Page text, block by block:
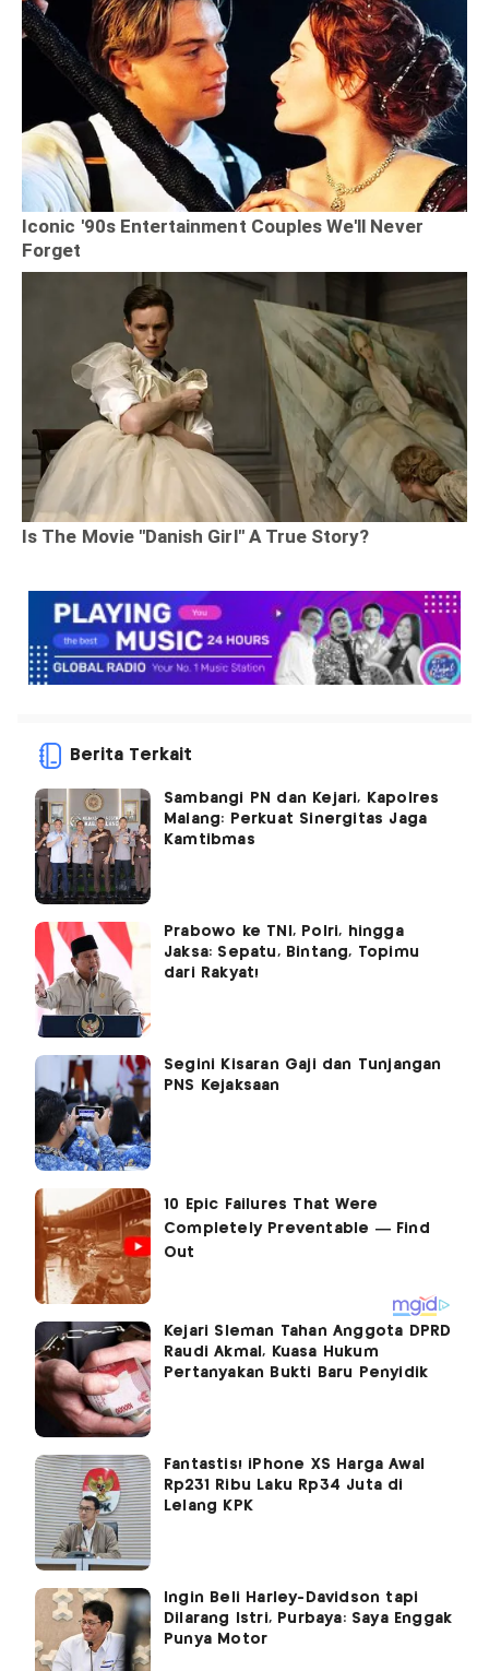
Berita Terkait
Sambangi PN dan Kejari, Kapolres
Malang: Perkuat Sinergitas Jaga
Kamtibmas
Prabowo ke TNI, Polri, hingga
Jaksa: Sepatu, Bintang, Topimu
dari Rakyat!
Segini Kisaran Gaji dan Tunjangan
PNS Kejaksaan
Kejari Sleman Tahan Anggota DPRD
Raudi Akmal, Kuasa Hukum
Pertanyakan Bukti Baru Penyidik
Fantastis! iPhone XS Harga Awal
Rp231 Ribu Laku Rp34 Juta di
Lelang KPK
Ingin Beli Harley-Davidson tapi
Dilarang Istri, Purbaya: Saya Enggak
Punya Motor